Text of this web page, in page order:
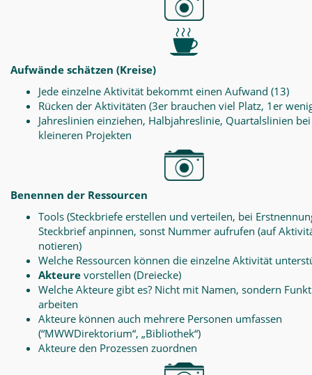
Aufwände schätzen (Kreise)
Jede einzelne Aktivität bekommt einen Aufwand (13)
Rücken der Aktivitäten (3er brauchen viel Platz, 1er
Jahreslinien einziehen, Halbjahreslinie, Quartalslinien bei
kleineren Projekten
Benennen der Ressourcen
Tools (Steckbriefe erstellen und verteilen, bei
Steckbrief anpinnen, sonst Nummer aufrufen (auf
notieren)
Welche Ressourcen können die einzelne Aktivität
Akteure vorstellen (Dreiecke)
Welche Akteure gibt es? Nicht mit Namen, sondern
arbeiten
Akteure können auch mehrere Personen umfassen
(“MWWDirektorium“, „Bibliothek“)
Akteure den Prozessen zuordnen